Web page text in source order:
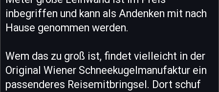
inbegriffen und kann als Andenken mit nach
Hause genommen werden.
Wem das zu groß ist, findet vielleicht in der
Original Wiener Schneekugelmanufaktur ein
passenderes Reisemitbringsel. Dort schuf